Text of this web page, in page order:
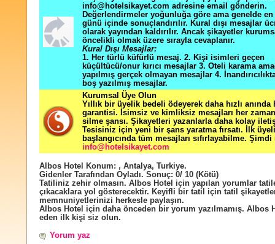
info@hotelsikayet.com adresine email gönderin.
Değerlendirmeler yoğunluğa göre ama genelde
günü içinde sonuçlandırılır. Kural dışı mesajlar
olarak yayından kaldırılır. Ancak şikayetler
öncelikli olmak üzere sırayla cevaplanır.
Kural Dışı Mesajlar:
1. Her türlü küfürlü mesaj. 2. Kişi isimleri geçen
küçültücü/onur kırıcı mesajlar 3. Oteli karama
yapılmış gerçek olmayan mesajlar 4.
boş yazılmış mesajlar.
Kurumsal Üye Olun
Yıllık bir üyelik bedeli ödeyerek daha hızlı
garantisi. İsimsiz ve kimliksiz mesajları her zaman
silme şansı. Şikayetleri yazanlarla daha kolay
Tesisiniz için yeni bir şans yaratma fırsatı. İlk
başlangıcında tüm mesajları sıfırlayabilme. Şimdi
info@hotelsikayet.com
Albos Hotel Konum: , Antalya, Turkiye.
Gidenler Tarafından Oyladı. Sonuç: 0/ 10 (Kötü)
Tatiliniz zehir olmasın. Albos Hotel için yapılan yorumlar
çıkacaklara yol gösterecektir. Keyifli bir tatil için tatil
memnuniyetlerinizi herkesle paylaşın.
Albos Hotel için daha önceden bir yorum yazılmamış. Albos
eden ilk kişi siz olun.
Yorum yaz